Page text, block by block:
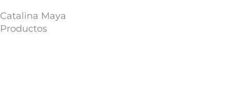
Catalina Maya
Productos